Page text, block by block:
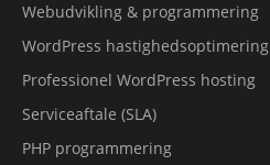
Webudvikling & programmering
WordPress hastighedsoptimering
Professionel WordPress hosting
Serviceaftale (SLA)
PHP programmering